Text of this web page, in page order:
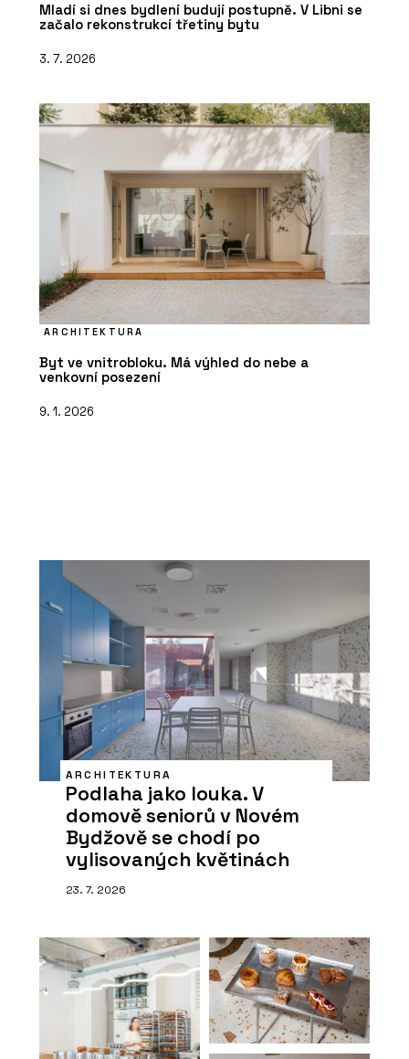
Mladí si dnes bydlení budují postupně. V Libni se
začalo rekonstrukcí třetiny bytu
3. 7. 2026
ARCHITEKTURA
Byt ve vnitrobloku. Má výhled do nebe a
venkovní posezení
9. 1. 2026
ARCHITEKTURA
Podlaha jako louka. V
domově seniorů v Novém
Bydžově se chodí po
vylisovaných květinách
23. 7. 2026